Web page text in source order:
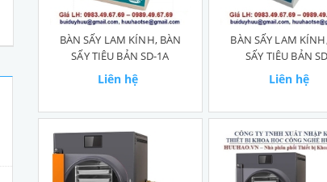
BÀN SẤY LAM KÍNH, BÀN
SẤY TIÊU BẢN SD-1A
Liên hệ
BÀN SẤY LAM
SẤY TIÊU BẢN
Liên hệ